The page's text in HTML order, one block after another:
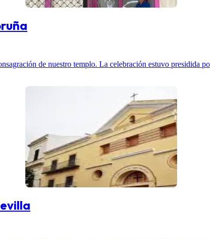
de nuestro templo. La celebración estuvo presidida